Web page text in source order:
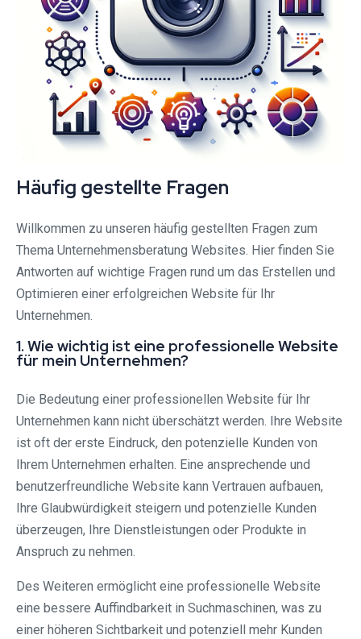
Häufig gestellte Fragen
Willkommen zu unseren häufig gestellten Fragen zum
Thema Unternehmensberatung Websites. Hier finden Sie
Antworten auf wichtige Fragen rund um das Erstellen und
Optimieren einer erfolgreichen Website für Ihr
Unternehmen.
1. Wie wichtig ist eine professionelle Website
für mein Unternehmen?
Die Bedeutung einer professionellen Website für Ihr
Unternehmen kann nicht überschätzt werden. Ihre Website
ist oft der erste Eindruck, den potenzielle Kunden von
Ihrem Unternehmen erhalten. Eine ansprechende und
benutzerfreundliche Website kann Vertrauen aufbauen,
Ihre Glaubwürdigkeit steigern und potenzielle Kunden
überzeugen, Ihre Dienstleistungen oder Produkte in
Anspruch zu nehmen.
Des Weiteren ermöglicht eine professionelle Website
eine bessere Auffindbarkeit in Suchmaschinen, was zu
einer höheren Sichtbarkeit und potenziell mehr Kunden